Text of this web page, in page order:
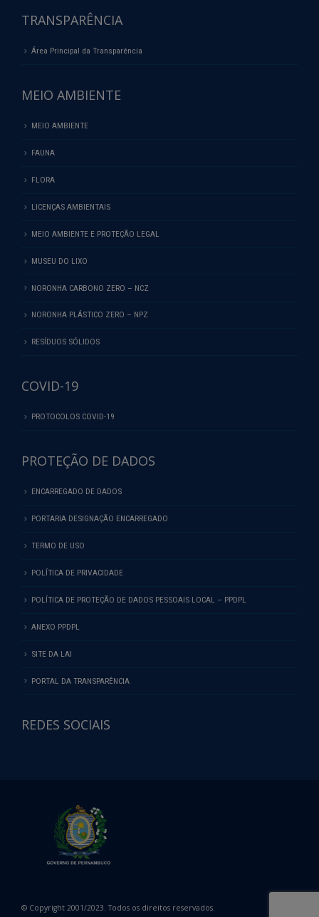
TRANSPARÊNCIA
Área Principal da Transparência
MEIO AMBIENTE
MEIO AMBIENTE
FAUNA
FLORA
LICENÇAS AMBIENTAIS
MEIO AMBIENTE E PROTEÇÃO LEGAL
MUSEU DO LIXO
NORONHA CARBONO ZERO – NCZ
NORONHA PLÁSTICO ZERO – NPZ
RESÍDUOS SÓLIDOS
COVID-19
PROTOCOLOS COVID-19
PROTEÇÃO DE DADOS
ENCARREGADO DE DADOS
PORTARIA DESIGNAÇÃO ENCARREGADO
TERMO DE USO
POLÍTICA DE PRIVACIDADE
POLÍTICA DE PROTEÇÃO DE DADOS PESSOAIS LOCAL – PPDPL
ANEXO PPDPL
SITE DA LAI
PORTAL DA TRANSPARÊNCIA
REDES SOCIAIS
© Copyright 2001/2023. Todos os direitos reservados.